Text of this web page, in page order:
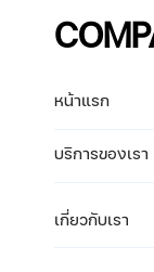
หน้าแรก
บริการของเรา
เกี่ยวกับเรา